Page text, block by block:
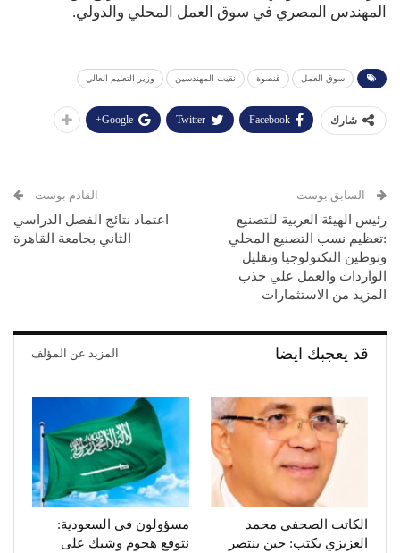
المهندس المصري في سوق العمل المحلي والدولي.
سوق العمل قنصوة نقيب المهندسين وزير التعليم العالي
شارك Facebook
Twitter
Google+
السابق بوست
رئيس الهيئة العربية للتصنيع
:تعظيم نسب التصنيع المحلي
وتوطين التكنولوجيا وتقليل
الواردات والعمل علي جذب
المزيد من الاستثمارات
القادم بوست
اعتماد نتائج الفصل الدراسي
الثاني بجامعة القاهرة
قد يعجبك ايضا المزيد عن المؤلف
الكاتب الصحفي محمد
العزيزي يكتب: حين ينتصر
مسؤولون فى السعودية:
نتوقع هجوم وشيك على